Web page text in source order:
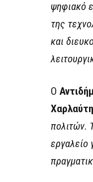
ψηφιακό
της
και
Ο
πολιτών.
εργαλείο